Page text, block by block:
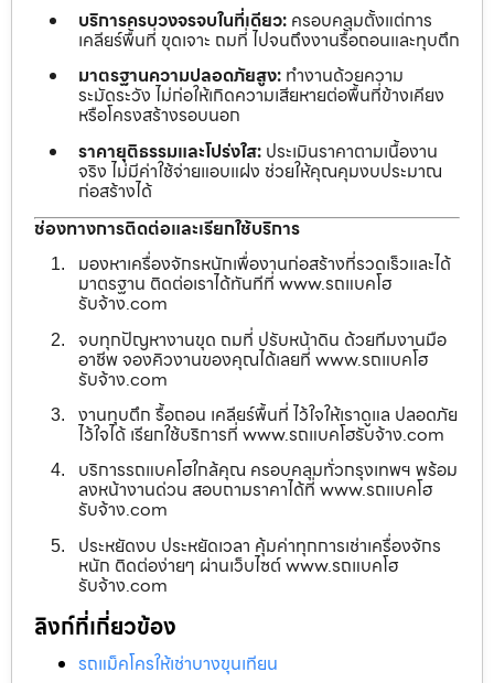
บริการครบวงจรจบในที่เดียว: ครอบคลุมตั้งแต่การ
เคลียร์พื้นที่ ขุดเจาะ ถมที่ ไปจนถึงงานรื้อถอนและทุบตึก
มาตรฐานความปลอดภัยสูง: ทำงานด้วยความ
ระมัดระวัง ไม่ก่อให้เกิดความเสียหายต่อพื้นที่ข้างเคียง
หรือโครงสร้างรอบนอก
ราคายุติธรรมและโปร่งใส: ประเมินราคาตามเนื้องาน
จริง ไม่มีค่าใช้จ่ายแอบแฝง ช่วยให้คุณคุมงบประมาณ
ก่อสร้างได้
ช่องทางการติดต่อและเรียกใช้บริการ
มองหาเครื่องจักรหนักเพื่องานก่อสร้างที่รวดเร็วและได้
มาตรฐาน ติดต่อเราได้ทันทีที่ www.รถแบคโฮ
รับจ้าง.com
จบทุกปัญหางานขุด ถมที่ ปรับหน้าดิน ด้วยทีมงานมือ
อาชีพ จองคิวงานของคุณได้เลยที่ www.รถแบคโฮ
รับจ้าง.com
งานทุบตึก รื้อถอน เคลียร์พื้นที่ ไว้ใจให้เราดูแล ปลอดภัย
ไว้ใจได้ เรียกใช้บริการที่ www.รถแบคโฮรับจ้าง.com
บริการรถแบคโฮใกล้คุณ ครอบคลุมทั่วกรุงเทพฯ พร้อม
ลงหน้างานด่วน สอบถามราคาได้ที่ www.รถแบคโฮ
รับจ้าง.com
ประหยัดงบ ประหยัดเวลา คุ้มค่าทุกการเช่าเครื่องจักร
หนัก ติดต่อง่ายๆ ผ่านเว็บไซต์ www.รถแบคโฮ
รับจ้าง.com
ลิงก์ที่เกี่ยวข้อง
รถแม็คโครให้เช่าบางขุนเทียน